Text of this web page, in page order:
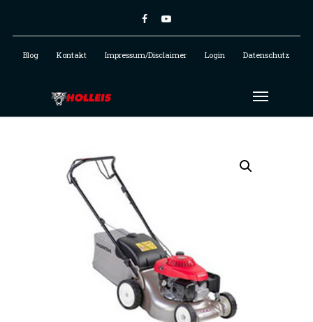
Blog Kontakt Impressum/Disclaimer Login Datenschutz